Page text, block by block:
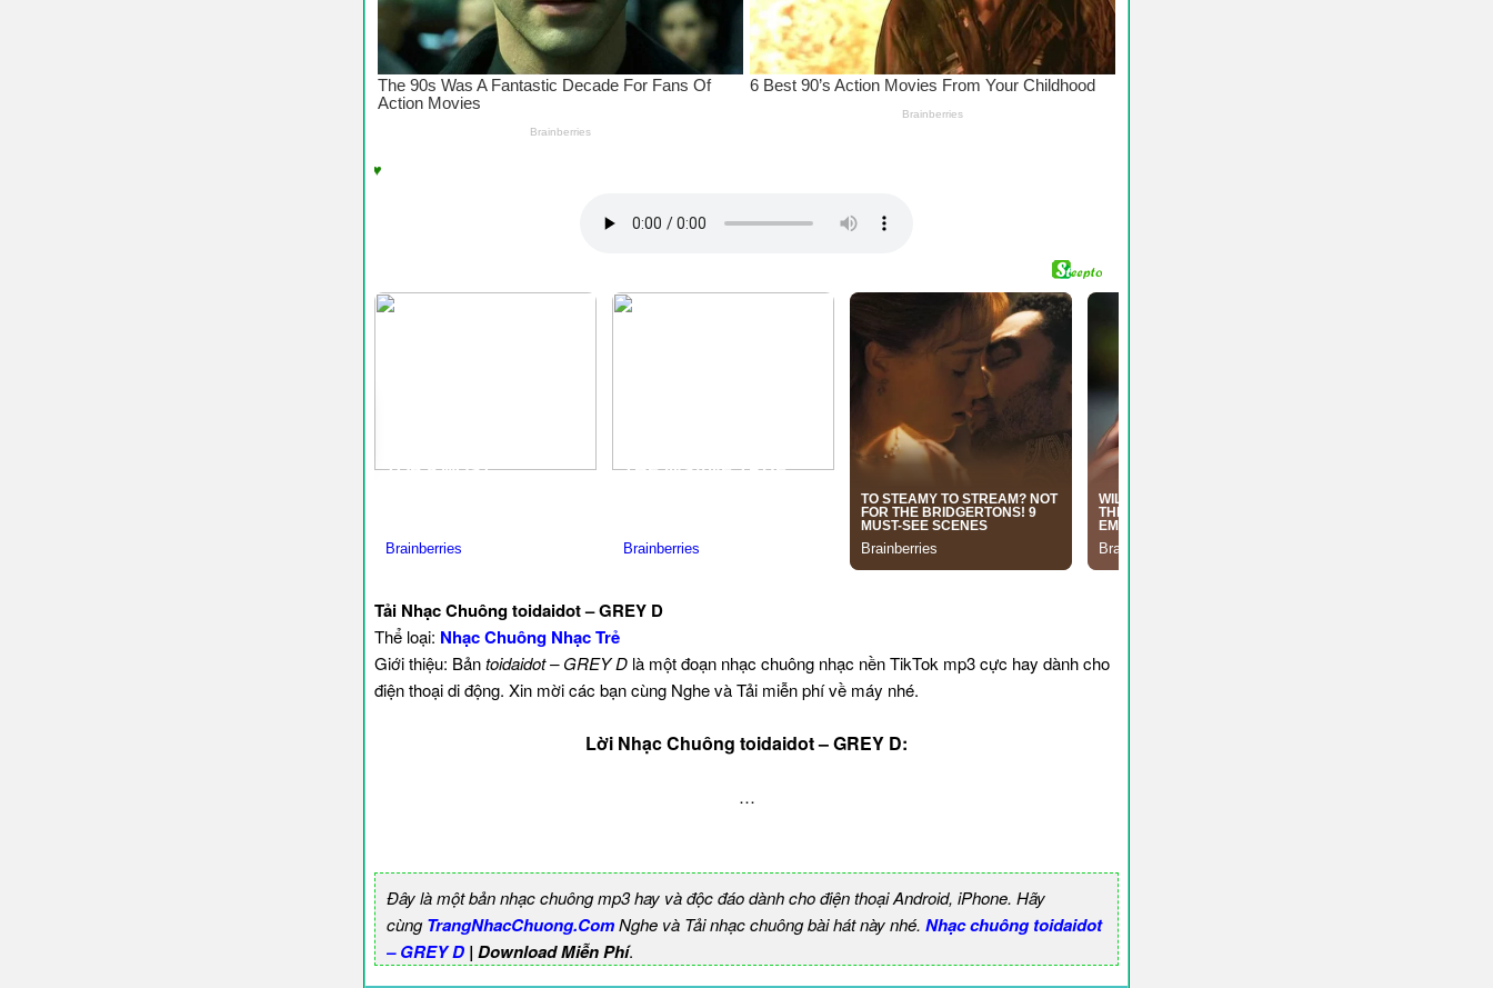
Tải Nhạc Chuông toidaidot – GREY D
Thể loại: Nhạc Chuông Nhạc Trẻ
Giới thiệu: Bảntoidaidot – GREY D là một đoạn nhạc chuông nhạc nền TikTok mp3 cực hay dành cho
điện thoại di động. Xin mời các bạn cùng Nghe và Tải miễn phí về máy nhé.
Lời Nhạc Chuông toidaidot – GREY D:
…
Đây là một bản nhạc chuông mp3 hay và độc đáo dành cho điện thoại Android, iPhone. Hãy
cùngTrangNhacChuong.ComNghe và Tải nhạc chuông bài hát này nhé. Nhạc chuông toidaidot
– GREY D | Download Miễn Phí.